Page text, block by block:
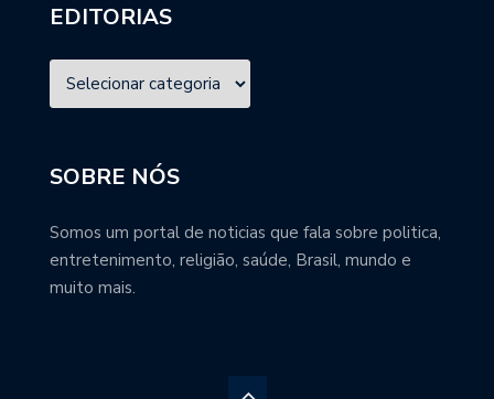
EDITORIAS
SOBRE NÓS
Somos um portal de noticias que fala sobre politica,
entretenimento, religião, saúde, Brasil, mundo e
muito mais.